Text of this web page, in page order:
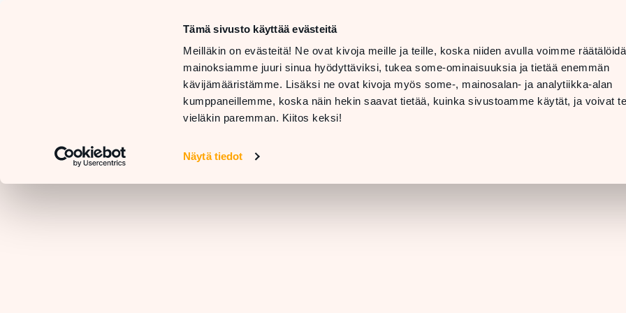
Tämä sivusto käyttää evästeitä
Meilläkin on evästeitä! Ne ovat kivoja meille ja teille, koska niiden avulla voimme
mainoksiamme juuri sinua hyödyttäviksi, tukea some-ominaisuuksia ja tietää enemmän
kävijämääristämme. Lisäksi ne ovat kivoja myös some-, mainosalan- ja analytiikka-alan
kumppaneillemme, koska näin hekin saavat tietää, kuinka sivustoamme käytät, ja voivat
vieläkin paremman. Kiitos keksi!
Näytä tiedot
LIIKKEEN TIEDOT
LIIKKEET
JA
PALVELUT
RAVINTOLAT LAHJAKORTTI